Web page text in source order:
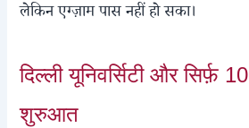
लेकिन एग्ज़ाम पास नहीं हो सका।
दिल्ली यूनिवर्सिटी और सिर्फ़
शुरुआत